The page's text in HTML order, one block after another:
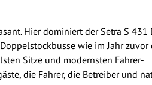
Hier dominiert der Setra S 431
wie im Jahr zuvor
Sitze und modernsten Fahrer-
die Fahrer, die Betreiber und